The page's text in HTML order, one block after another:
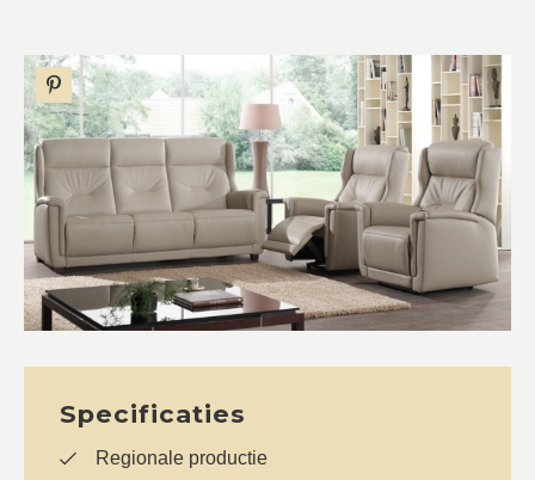
Specificaties
Regionale productie